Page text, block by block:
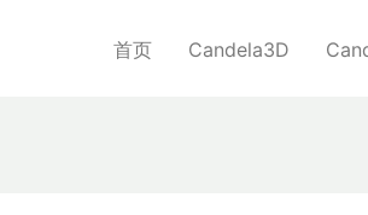
首页 Candela3D